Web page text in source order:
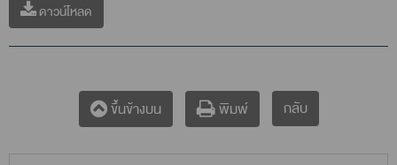
ดาวน์โหลด
ขึ้นข้างบน พิมพ์ กลับ